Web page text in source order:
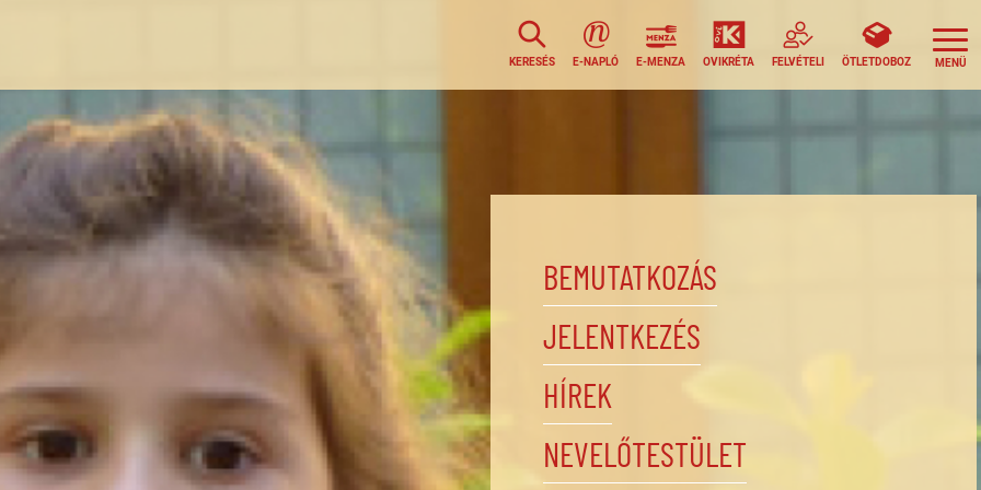
KERESÉS E-NAPLÓ E-MENZA OVIKRÉTA FELVÉTELI ÖTLETDOBOZ
BEMUTATKOZÁS
JELENTKEZÉS
HÍREK
NEVELŐTESTÜLET